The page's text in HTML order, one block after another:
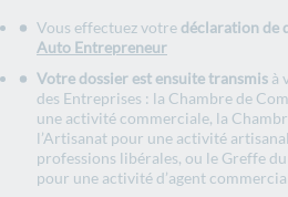
Vous effectuez votredéclaration de
Auto Entrepreneur
Votre dossier est ensuite transmis à
des Entreprises : la Chambre de
une activité commerciale, la
l’Artisanat pour une activité
professions libérales, ou le Greffe
pour une activité d’agent